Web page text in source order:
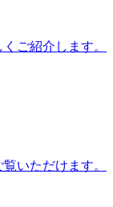
ご紹介します。
いただけます。